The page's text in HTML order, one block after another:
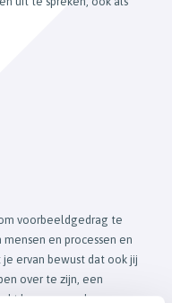
voorbeeldgedrag te
en processen en
ervan bewust dat ook jij
over te zijn, een
kunnen worden en